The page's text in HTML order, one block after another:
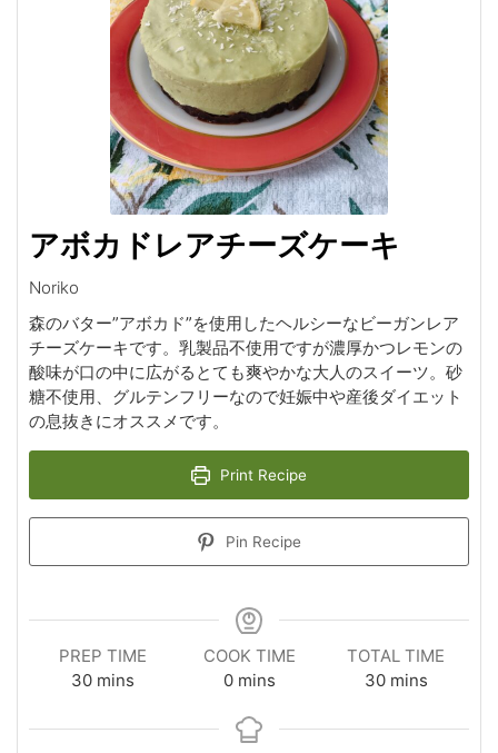
アボカドレアチーズケーキ
Noriko
森のバター”アボカド”を使用したヘルシーなビーガンレア
チーズケーキです。乳製品不使用ですが濃厚かつレモンの
酸味が口の中に広がるとても爽やかな大人のスイーツ。砂
糖不使用、グルテンフリーなので妊娠中や産後ダイエット
の息抜きにオススメです。
Print Recipe
Pin Recipe
PREP TIME
30minutes
mins
COOK TIME
0minutes
mins
TOTAL TIME
30minutes
mins